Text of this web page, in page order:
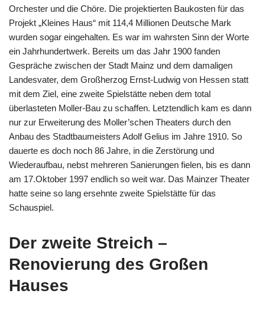
Orchester und die Chöre. Die projektierten Baukosten für das
Projekt „Kleines Haus“ mit 114,4 Millionen Deutsche Mark
wurden sogar eingehalten. Es war im wahrsten Sinn der Worte
ein Jahrhundertwerk. Bereits um das Jahr 1900 fanden
Gespräche zwischen der Stadt Mainz und dem damaligen
Landesvater, dem Großherzog Ernst-Ludwig von Hessen statt
mit dem Ziel, eine zweite Spielstätte neben dem total
überlasteten Moller-Bau zu schaffen. Letztendlich kam es dann
nur zur Erweiterung des Moller’schen Theaters durch den
Anbau des Stadtbaumeisters Adolf Gelius im Jahre 1910. So
dauerte es doch noch 86 Jahre, in die Zerstörung und
Wiederaufbau, nebst mehreren Sanierungen fielen, bis es dann
am 17.Oktober 1997 endlich so weit war. Das Mainzer Theater
hatte seine so lang ersehnte zweite Spielstätte für das
Schauspiel.
Der zweite Streich –
Renovierung des Großen
Hauses